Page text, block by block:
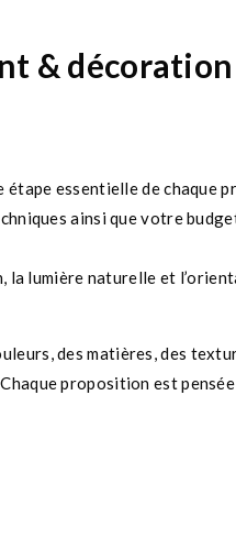
& décoration
essentielle de chaque
ainsi que votre
lumière naturelle et
des matières, des
proposition est